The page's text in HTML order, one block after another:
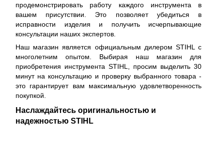
продемонстрировать работу каждого инструмента в
вашем присутствии. Это позволяет убедиться в
исправности изделия и получить исчерпывающие
консультации наших экспертов.
Наш магазин является официальным дилером STIHL с
многолетним опытом. Выбирая наш магазин для
приобретения инструмента STIHL, просим выделить 30
минут на консультацию и проверку выбранного товара -
это гарантирует вам максимальную удовлетворенность
покупкой.
Наслаждайтесь оригинальностью и
надежностью STIHL